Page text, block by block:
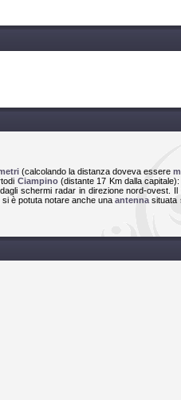
(calcolando la distanza doveva essere
di Ciampino(distante 17 Km dalla
schermi radar in direzione nord-ovest.
si è potuta notare anche unaantenna situata